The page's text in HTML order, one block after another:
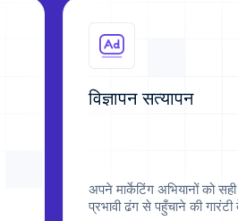
विज्ञापन सत्यापन
अपने मार्केटिंग अभियानों को
प्रभावी ढंग से पहुँचाने की गारंटी